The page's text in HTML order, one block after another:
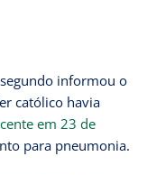
informou o
católico havia
em 23 de
para pneumonia.